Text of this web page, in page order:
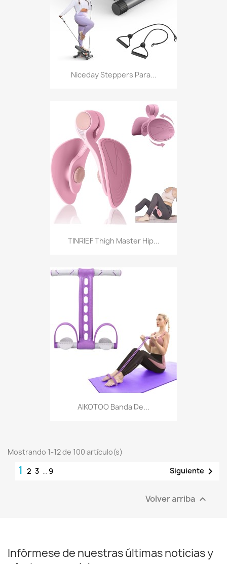
Niceday Steppers Para...
TINRIEF Thigh Master Hip...
AIKOTOO Banda De...
Mostrando 1-12 de 100 artículo(s)
1 2 3 … 9 Siguiente 
Volver arriba 
Infórmese de nuestras últimas noticias y